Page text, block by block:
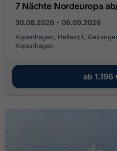
7 Nächte Nordeuropa
30.08.2026 - 06.09.2026
Kopenhagen, Hellesylt,
Kopenhagen
ab 1.196